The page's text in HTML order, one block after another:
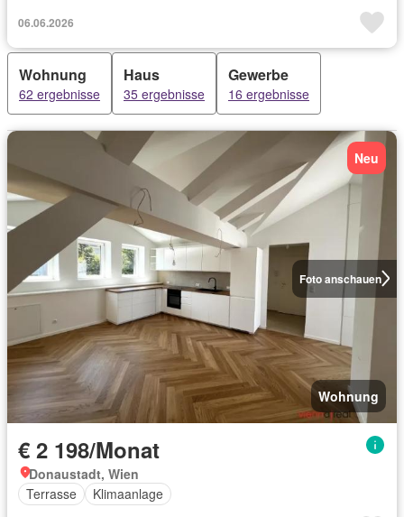
06.06.2026
Wohnung
62 ergebnisse
Haus
35 ergebnisse
Gewerbe
16 ergebnisse
Foto anschauen
Neu
Wohnung
€ 2 198/Monat
Donaustadt, Wien
Terrasse
Klimaanlage